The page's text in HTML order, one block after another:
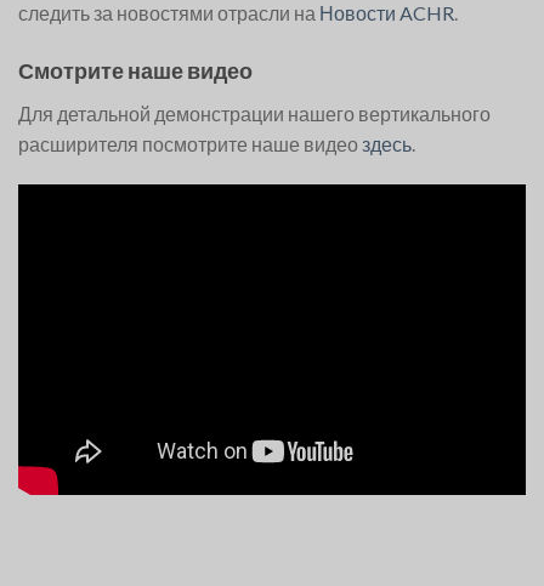
следить за новостями отрасли на Новости ACHR.
Смотрите наше видео
Для детальной демонстрации нашего вертикального
расширителя посмотрите наше видеоздесь.